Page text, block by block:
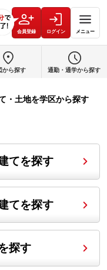
会員登録 ログイン メニュー
から探す 通勤・通学から探す
・土地を学区から探す
てを探す
てを探す
探す